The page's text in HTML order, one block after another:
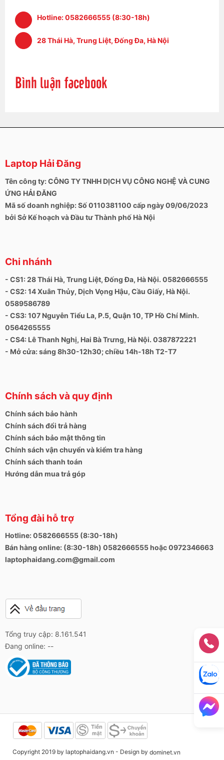
Hotline:0582666555 (8:30-18h)
28 Thái Hà, Trung Liệt, Đống Đa, Hà Nội
Bình luận facebook
Laptop Hải Đăng
Tên công ty: CÔNG TY TNHH DỊCH VỤ CÔNG NGHỆ VÀ CUNG
ỨNG HẢI ĐĂNG
Mã số doanh nghiệp: Số 0110381100 cấp ngày 09/06/2023
bởi Sở Kế hoạch và Đầu tư Thành phố Hà Nội
Chi nhánh
- CS1: 28 Thái Hà, Trung Liệt, Đống Đa, Hà Nội. 0582666555
- CS2: 14 Xuân Thủy, Dịch Vọng Hậu, Cầu Giấy, Hà Nội.
0589586789
- CS3: 107 Nguyễn Tiểu La, P.5, Quận 10, TP Hồ Chí Minh.
0564265555
- CS4: Lê Thanh Nghị, Hai Bà Trưng, Hà Nội. 0387872221
- Mở cửa: sáng 8h30-12h30; chiều 14h-18h T2-T7
Chính sách và quy định
Chính sách bảo hành
Chính sách đổi trả hàng
Chính sách bảo mật thông tin
Chính sách vận chuyển và kiểm tra hàng
Chính sách thanh toán
Hướng dẫn mua trả góp
Tổng đài hỗ trợ
Hotline: 0582666555 (8:30-18h)
Bán hàng online: (8:30-18h) 0582666555 hoặc 0972346663
laptophaidang.com@gmail.com
Tổng truy cập: 8.161.541
Đang online: --
Copyright 2019 by laptophaidang.vn - Design by dominet.vn